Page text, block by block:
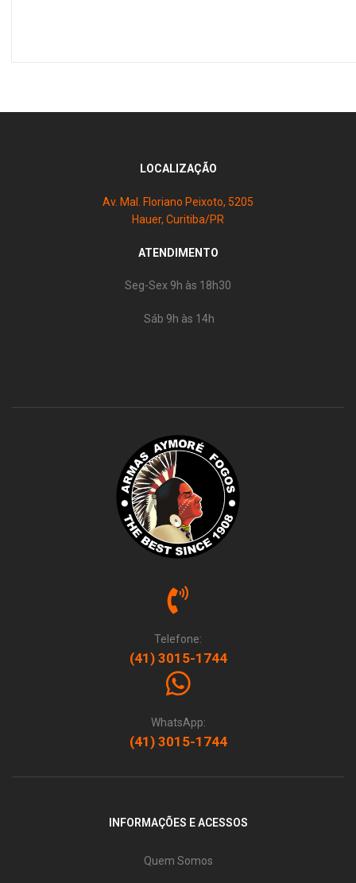
LOCALIZAÇÃO
Av. Mal. Floriano Peixoto, 5205
Hauer, Curitiba/PR
ATENDIMENTO
Seg-Sex 9h às 18h30
Sáb 9h às 14h
Telefone:
(41) 3015-1744
WhatsApp:
(41) 3015-1744
INFORMAÇÕES E ACESSOS
Quem Somos